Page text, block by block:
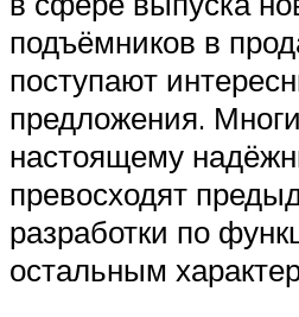
подъёмников в
поступают
предложения.
настоящему
превосходят
разработки по
остальным